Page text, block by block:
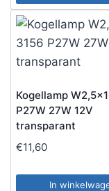
Kogellamp
P27W 27W 12V
transparant
€11,60
In